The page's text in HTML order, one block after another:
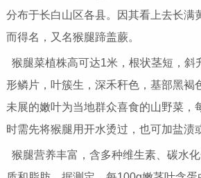
分布于长白山区各县。因其看上去长满
而得名，又名猴腿蹄盖蕨。
猴腿菜植株高可达1米，根状茎短，斜
形鳞片，叶簇生，深禾秆色，基部黑褐
未展的嫩叶为当地群众喜食的山野菜，
时需先将猴腿用开水烫过，也可加盐渍
猴腿营养丰富，含多种维生素、碳水